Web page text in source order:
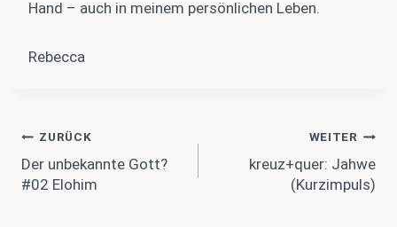
Hand – auch in meinem persönlichen Leben.
Rebecca
Beitragsnavigation
ZURÜCK
Der unbekannte Gott?
#02 Elohim
WEITER
kreuz+quer: Jahwe
(Kurzimpuls)